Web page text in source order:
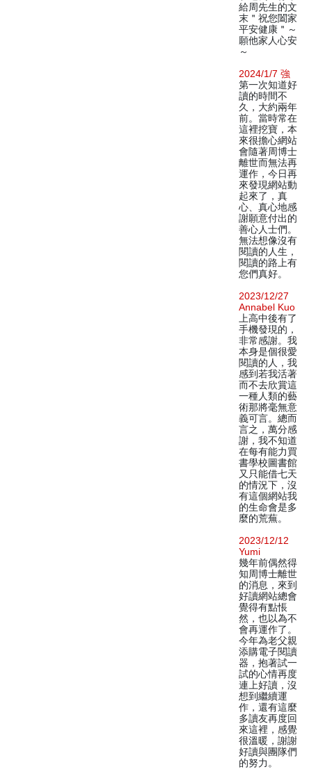
給周先生的文
末＂祝您闔家
平安健康＂～
願他家人心安
～
2024/1/7 強
第一次知道好
讀的時間不
久，大約兩年
前。當時常在
這裡挖寶，本
來很擔心網站
會隨著周博士
離世而無法再
運作，今日再
來發現網站動
起來了，真
心、真心地感
謝願意付出的
善心人士們。
無法想像沒有
閱讀的人生，
閱讀的路上有
您們真好。
2023/12/27
Annabel Kuo
上高中後有了
手機發現的，
非常感謝。我
本身是個很愛
閱讀的人，我
感到若我活著
而不去欣賞這
一種人類的藝
術那將毫無意
義可言。總而
言之，萬分感
謝，我不知道
在每有能力買
書學校圖書館
又只能借七天
的情況下，沒
有這個網站我
的生命會是多
麼的荒蕪。
2023/12/12
Yumi
幾年前偶然得
知周博士離世
的消息，來到
好讀網站總會
覺得有點悵
然，也以為不
會再運作了。
今年為老父親
添購電子閱讀
器，抱著試一
試的心情再度
連上好讀，沒
想到繼續運
作，還有這麼
多讀友再度回
來這裡，感覺
很溫暖，謝謝
好讀與團隊們
的努力。